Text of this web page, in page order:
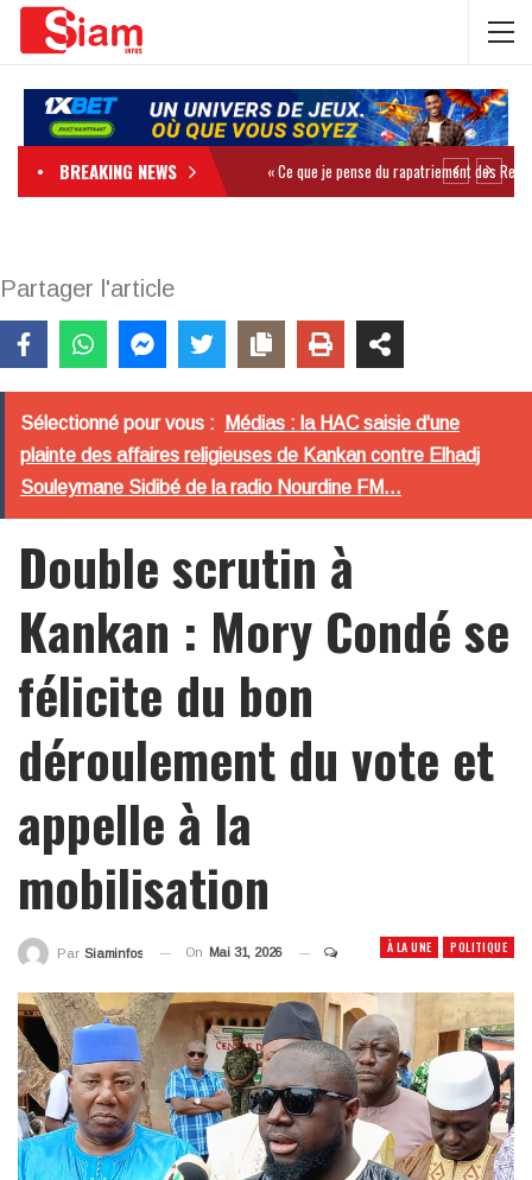
BREAKING NEWS
Partager l'article
Sélectionné pour vous :
Médias : la HAC saisie d'une
plainte des affaires religieuses de Kankan contre Elhadj
Souleymane Sidibé de la radio Nourdine FM...
Double scrutin à
Kankan : Mory Condé se
félicite du bon
déroulement du vote et
appelle à la
mobilisation
À LA UNE POLITIQUE
Par Siaminfos On Mai 31, 2026